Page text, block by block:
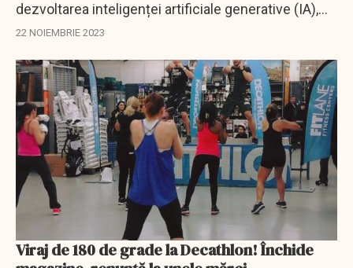
dezvoltarea inteligenței artificiale generative (IA),
Nvidia, a depășit cu mult așteptările pentru
22 NOIEMBRIE 2023
Viraj de 180 de grade la Decathlon! Închide